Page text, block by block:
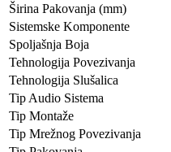
Širina Pakovanja (mm)
Sistemske Komponente
Spoljašnja Boja
Tehnologija Povezivanja
Tehnologija Slušalica
Tip Audio Sistema
Tip Montaže
Tip Mrežnog Povezivanja